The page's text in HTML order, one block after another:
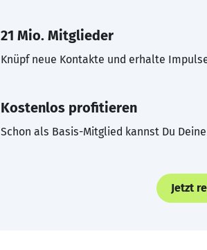
21 Mio. Mitglieder
Knüpf neue Kontakte und erhalte
Kostenlos profitieren
Schon als Basis-Mitglied kannst Du
Jetzt